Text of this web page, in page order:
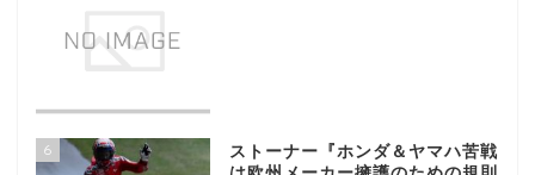
6
ストーナー『ホンダ＆ヤマハ苦戦